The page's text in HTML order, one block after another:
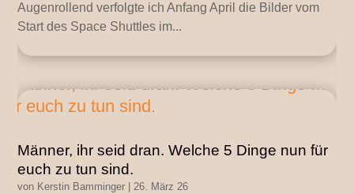
Augenrollend verfolgte ich Anfang April die Bilder vom
Start des Space Shuttles im...
Männer, ihr seid dran. Welche 5 Dinge nun für
euch zu tun sind.
von Kerstin Bamminger |26. März 26